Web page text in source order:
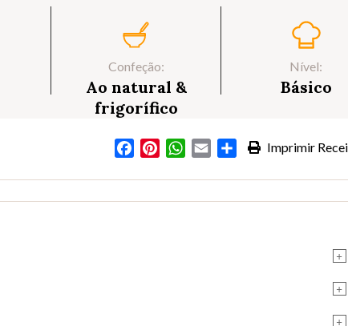
Confeção:
Ao natural &
frigorífico
Nível:
Básico
Imprimir
FacebookPinterestWhatsApp
Email Partilhar
+
+
+